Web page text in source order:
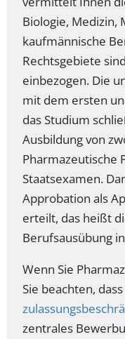
Biologie, Medizin,
kaufmännische
Rechtsgebiete
einbezogen. Die
mit dem ersten
das Studium
Ausbildung von
Pharmazeutische
Staatsexamen.
Approbation als
erteilt, das heißt
Berufsausübung
Wenn Sie
Sie beachten,
zentrales